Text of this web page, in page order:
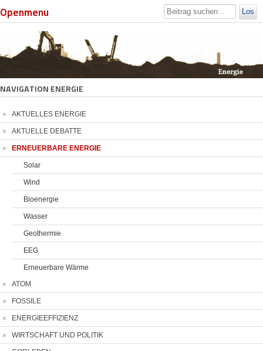
Openmenu Los
NAVIGATION ENERGIE
AKTUELLES ENERGIE
AKTUELLE DEBATTE
ERNEUERBARE ENERGIE
Solar
Wind
Bioenergie
Wasser
Geothermie
EEG
Erneuerbare Wärme
ATOM
FOSSILE
ENERGIEEFFIZIENZ
WIRTSCHAFT UND POLITIK